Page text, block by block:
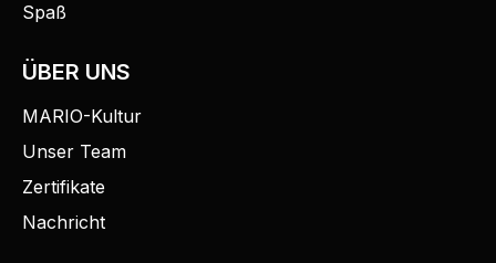
Spaß
ÜBER UNS
MARIO-Kultur
Unser Team
Zertifikate
Nachricht